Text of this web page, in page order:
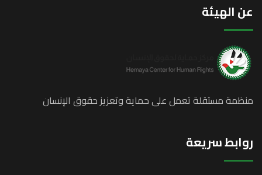
عن الهيئة
منظمة مستقلة تعمل على حماية وتعزيز حقوق الإنسان
روابط سريعة